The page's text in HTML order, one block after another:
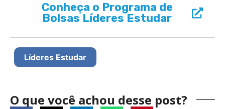
Conheça o Programa de
Bolsas Líderes Estudar
Líderes Estudar
O que você achou desse post?